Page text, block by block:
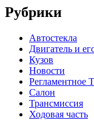
Рубрики
Автостекла
Двигатель и
Кузов
Новости
Регламентное
Салон
Трансмиссия
Ходовая часть